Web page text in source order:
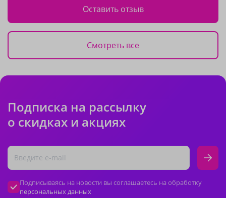
Оставить отзыв
Смотреть все
Подписка на рассылку
о скидках и акциях
Подписываясь на новости вы соглашаетесь на обработку
персональных данных